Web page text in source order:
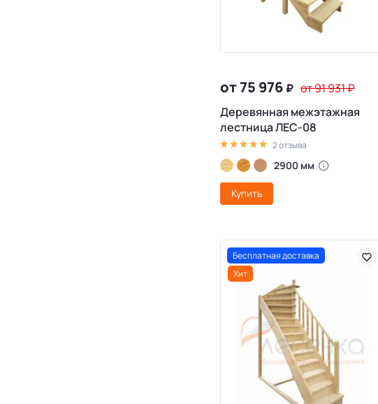
от 75 976 ₽ от 91 931₽
Деревянная межэтажная
лестница ЛЕС-08
2 отзыва
2900 мм
Купить
Бесплатная доставка
Хит